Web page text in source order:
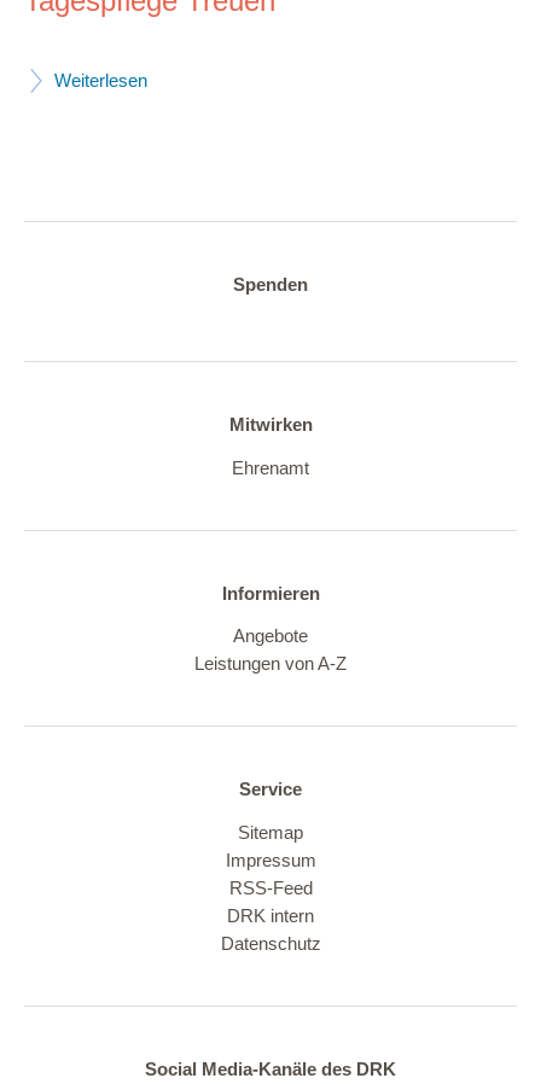
Weiterlesen
Spenden
Mitwirken
Ehrenamt
Informieren
Angebote
Leistungen von A-Z
Service
Sitemap
Impressum
RSS-Feed
DRK intern
Datenschutz
Social Media-Kanäle des DRK